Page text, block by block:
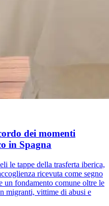
dei momenti
in Spagna
le tappe della trasferta iberica,
ricevuta come segno
fondamento comune oltre le
migranti, vittime di abusi e